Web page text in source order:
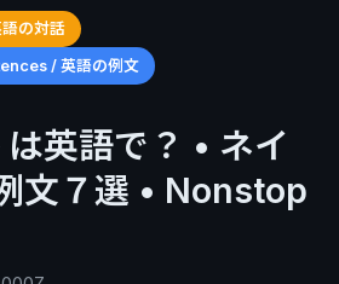
の対話
/ 英語の例文
英語で？ • ネイ
文７選 • Nonstop